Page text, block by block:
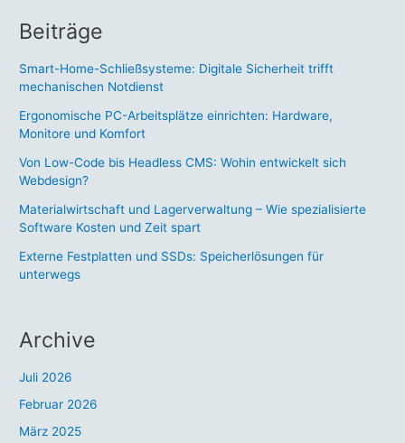
Beiträge
Smart-Home-Schließsysteme: Digitale Sicherheit trifft
mechanischen Notdienst
Ergonomische PC-Arbeitsplätze einrichten: Hardware,
Monitore und Komfort
Von Low-Code bis Headless CMS: Wohin entwickelt sich
Webdesign?
Materialwirtschaft und Lagerverwaltung – Wie spezialisierte
Software Kosten und Zeit spart
Externe Festplatten und SSDs: Speicherlösungen für
unterwegs
Archive
Juli 2026
Februar 2026
März 2025